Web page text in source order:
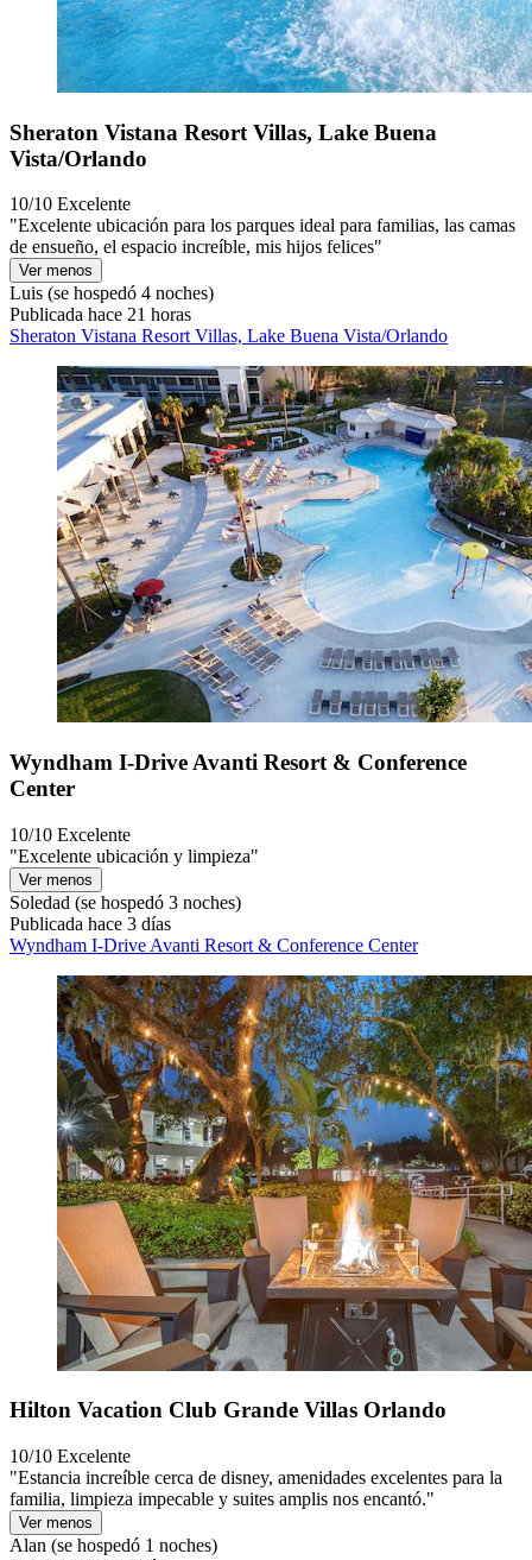
Sheraton Vistana Resort Villas, Lake Buena
Vista/Orlando
10/10 Excelente
"Excelente ubicación para los parques ideal para familias, las camas
de ensueño, el espacio increíble, mis hijos felices"
Ver menos
Luis (se hospedó 4 noches)
Publicada hace 21 horas
Sheraton Vistana Resort Villas, Lake Buena Vista/Orlando
Wyndham I-Drive Avanti Resort & Conference
Center
10/10 Excelente
"Excelente ubicación y limpieza"
Ver menos
Soledad (se hospedó 3 noches)
Publicada hace 3 días
Wyndham I-Drive Avanti Resort & Conference Center
Hilton Vacation Club Grande Villas Orlando
10/10 Excelente
"Estancia increíble cerca de disney, amenidades excelentes para la
familia, limpieza impecable y suites amplis nos encantó."
Ver menos
Alan (se hospedó 1 noches)